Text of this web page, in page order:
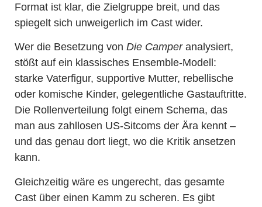
Format ist klar, die Zielgruppe breit, und das
spiegelt sich unweigerlich im Cast wider.
Wer die Besetzung von Die Camperanalysiert,
stößt auf ein klassisches Ensemble-Modell:
starke Vaterfigur, supportive Mutter, rebellische
oder komische Kinder, gelegentliche Gastauftritte.
Die Rollenverteilung folgt einem Schema, das
man aus zahllosen US-Sitcoms der Ära kennt –
und das genau dort liegt, wo die Kritik ansetzen
kann.
Gleichzeitig wäre es ungerecht, das gesamte
Cast über einen Kamm zu scheren. Es gibt